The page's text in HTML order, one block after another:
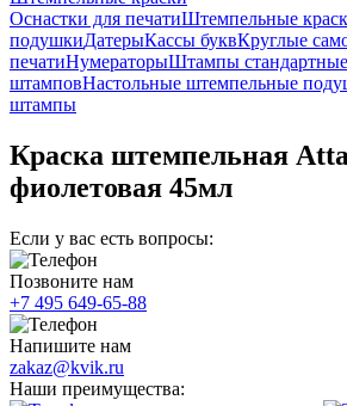
Оснастки для печатиШтемпельные
подушкиДатерыКассы буквКруглые
печатиНумераторыШтампы стандартные
штамповНастольные штемпельные
штампы
Краска штемпельная
фиолетовая 45мл
Если у вас есть вопросы:
Позвоните нам
+7 495 649-65-88
Напишите нам
zakaz@kvik.ru
Наши преимущества: